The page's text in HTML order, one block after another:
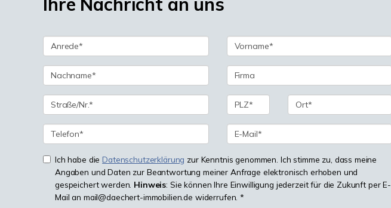
Ich habe die Datenschutzerklärung zur Kenntnis genommen. Ich stimme zu, dass meine
Angaben und Daten zur Beantwortung meiner Anfrage elektronisch erhoben und
gespeichert werden. Hinweis: Sie können Ihre Einwilligung jederzeit für die Zukunft per E-
Mail an mail@daechert-immobilien.de widerrufen. *